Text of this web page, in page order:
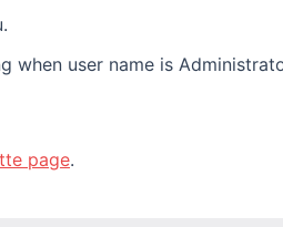
user name is
page.